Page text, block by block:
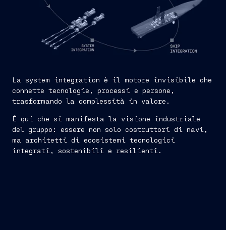
La system integration è il motore invisibile che
connette tecnologie, processi e persone,
trasformando la complessità in valore.
É qui che si manifesta la visione industriale
del gruppo: essere non solo costruttori di navi,
ma architetti di ecosistemi tecnologici
integrati, sostenibili e resilienti.